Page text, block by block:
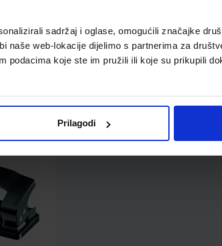
sadržaj i oglase, omogućili značajke
naše web-lokacije dijelimo s partnerima za
podacima koje ste im pružili ili koje su prikupili
Prilagodi
6/8,